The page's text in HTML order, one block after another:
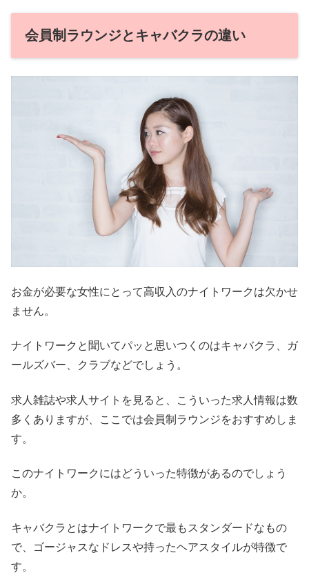
会員制ラウンジとキャバクラの違い
お金が必要な女性にとって高収入のナイトワークは欠かせ
ません。
ナイトワークと聞いてパッと思いつくのはキャバクラ、ガ
ールズバー、クラブなどでしょう。
求人雑誌や求人サイトを見ると、こういった求人情報は数
多くありますが、ここでは会員制ラウンジをおすすめしま
す。
このナイトワークにはどういった特徴があるのでしょう
か。
キャバクラとはナイトワークで最もスタンダードなもの
で、ゴージャスなドレスや持ったヘアスタイルが特徴で
す。